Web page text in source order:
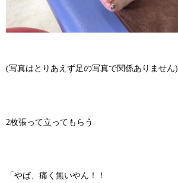
(写真はとりあえず足の写真で関係ありません)
2枚張って立ってもらう
「やば、痛く無いやん！！